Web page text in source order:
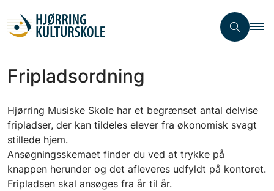
Fripladsordning
Hjørring Musiske Skole har et begrænset antal delvise
fripladser, der kan tildeles elever fra økonomisk svagt
stillede hjem.
Ansøgningsskemaet finder du ved at trykke på
knappen herunder og det afleveres udfyldt på kontoret.
Fripladsen skal ansøges fra år til år.